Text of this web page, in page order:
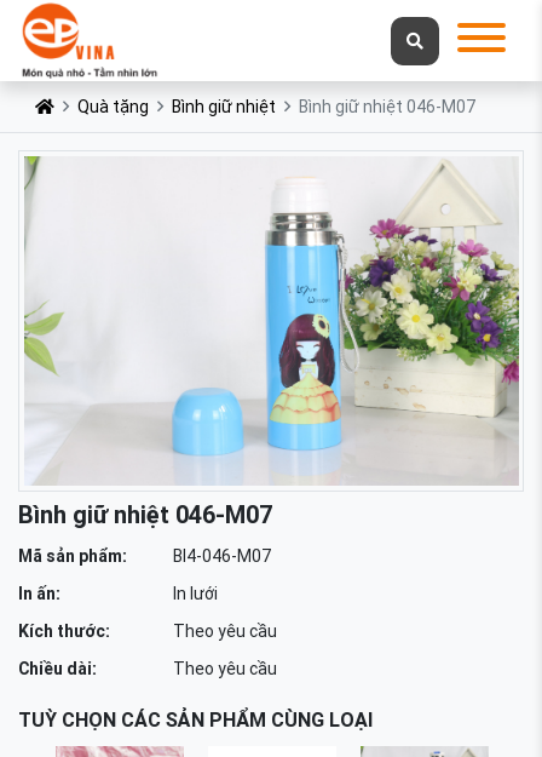
Quà tặng Bình giữ nhiệt Bình giữ nhiệt 046-M07
Bình giữ nhiệt 046-M07
Mã sản phẩm:
BI4-046-M07
In ấn:
In lưới
Kích thước:
Theo yêu cầu
Chiều dài:
Theo yêu cầu
TUỲ CHỌN CÁC SẢN PHẨM CÙNG LOẠI